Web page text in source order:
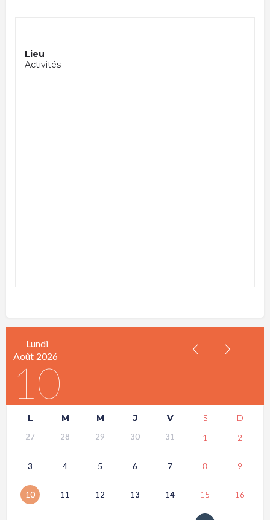
Lieu
Activités
Lundi
Août 2026
10
L M M J V S D
27 28 29 30 31 1 2
3 4 5 6 7 8 9
10 11 12 13 14 15 16